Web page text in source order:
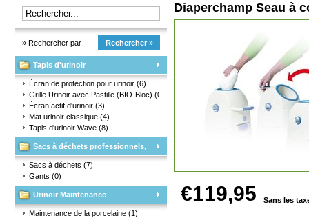
» Rechercher par
marque
Rechercher »
Tapis d'urinoir
Écran de protection pour urinoir (6)
Grille Urinoir avec Pastille (BIO-Bloc) (0)
Écran actif d'urinoir (3)
Mat urinoir classique (4)
Tapis d'urinoir Wave (8)
Sacs à déchets professionnels,
matériaux d'emballage et gants
Sacs à déchets (7)
Gants (0)
Urinoir Maintenance
Maintenance de la porcelaine (1)
Diaperchamp Seau à
€119,95 Sans les